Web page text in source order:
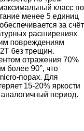
класс по
менее 5 единиц
за счёт
расширениях
повреждениям
без трещин.
отражения 70%
более 90°, что
порах. Для
15-20% яркости
период.